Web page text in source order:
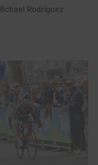
Rodríguez